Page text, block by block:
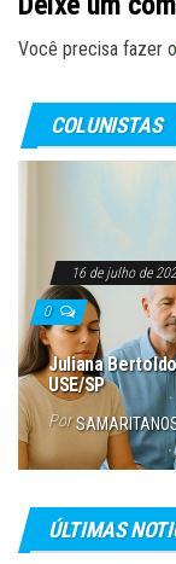
Você precisa fazer o
COLUNISTAS
16 de julho de
0
Juliana
USE/SP
Por
ÚLTIMAS